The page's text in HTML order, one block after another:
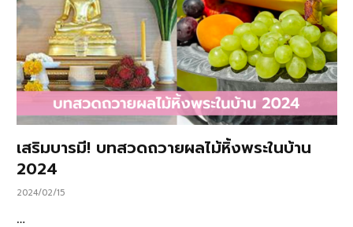
เสริมบารมี! บทสวดถวายผลไม้หิ้งพระในบ้าน
2024
2024/02/15
…